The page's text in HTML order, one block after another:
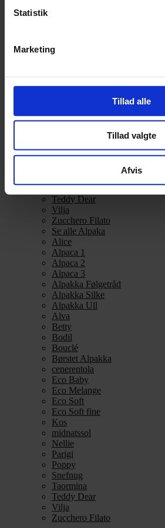
Statistik
Marketing
Tillad alle
Tillad valgte
Afvis
Bouclé
Eco Soft fine
Kos
Parigi
Taormina
Teddy Dear
Vilja
Zucchero Filato
Se alle Alpaka
Alice
Alpaca 1
Alpaca 2
Alpaca 3
Alpakka Følgetråd
Alpakka Silke
Alpakka Ull
Alva
Betty
Bodil
Bouclé
Børstet Alpakka
cenerentola
Eco Baby
Eco Melange
Eco Soft
Eco Soft fine
Kos
midnatssol
Nellie
Parigi
Poppy
Snefnug
Taormina
Teddy Dear
Vilja
Zucchero Filato